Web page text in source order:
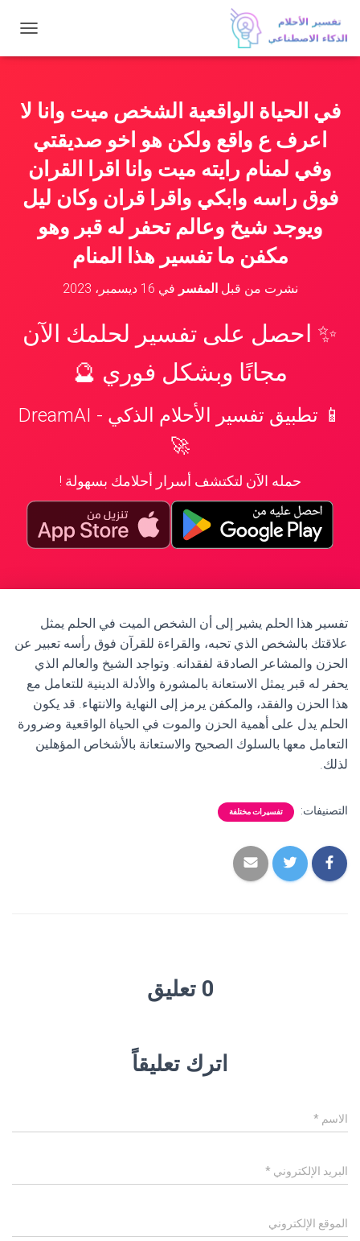
ب
ل
ا
ق
في الحياة الواقعية الشخص ميت وانا لا
اعرف ع واقع ولكن هو اخو صديقتي
وفي لمنام رايته ميت وانا اقرا القران
فوق راسه وابكي واقرا قران وكان ليل
ويوجد شيخ وعالم تحفر له قبر وهو
مكفن ما تفسير هذا المنام
نشرت من قبلالمفسر في 16 ديسمبر، 2023
✨ احصل على تفسير لحلمك الآن
مجانًا وبشكل فوري 🔮
📱 تطبيق تفسير الأحلام الذكي - DreamAI
🚀
حمله الآن لتكتشف أسرار أحلامك بسهولة !
تفسير هذا الحلم يشير إلى أن الشخص الميت في الحلم يمثل
علاقتك بالشخص الذي تحبه، والقراءة للقرآن فوق رأسه تعبير عن
الحزن والمشاعر الصادقة لفقدانه. وتواجد الشيخ والعالم الذي
يحفر له قبر يمثل الاستعانة بالمشورة والأدلة الدينية للتعامل مع
هذا الحزن والفقد، والمكفن يرمز إلى النهاية والانتهاء. قد يكون
الحلم يدل على أهمية الحزن والموت في الحياة الواقعية وضرورة
التعامل معها بالسلوك الصحيح والاستعانة بالأشخاص المؤهلين
لذلك.
التصنيفات: تفسيرات مختلفة
0 تعليق
اترك تعليقاً
الاسم *
البريد الإلكتروني *
الموقع الإلكتروني